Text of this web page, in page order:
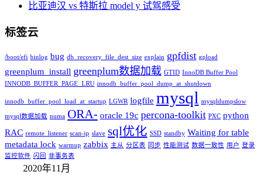
比亚迪汉 vs 特斯拉 model y 试驾感受
标签云
/boot/efi binlog bug db_recovery_file_dest_size explain gpfdist gpload
greenplum_install greenplum数据加载 GTID InnoDB Buffer Pool
INNODB_BUFFER_PAGE_LRU innodb_buffer_pool_dump_at_shutdown
innodb_buffer_pool_load_at_startup LGWR logfile mysql mysqldumpslow
mysql数据加载 numa ORA- oracle 19c percona-toolkit PXC python
RAC remote_listener scan-ip slave sql优化 SSD standby Waiting for table
metadata lock warmup zabbix 主从 分区表 同步 性能测试 数据一致性 用户 登录
监控软件 闪回 非事务表
2020年11月